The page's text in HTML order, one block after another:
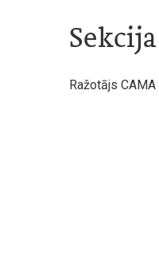
Ražotājs CAMA